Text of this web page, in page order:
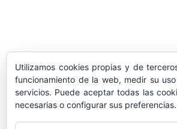
LA DELEGACIÓN DE
ASISTE INVITADA A LA
DE LAS CUATRO MARINAS”
Utilizamos cookies propias y de
funcionamiento de la web, medir su
servicios. Puede aceptar todas las
necesarias o configurar sus preferencias.